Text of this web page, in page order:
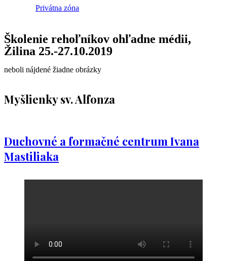
Privátna zóna
Školenie rehoľníkov ohľadne médii,
Žilina 25.-27.10.2019
neboli nájdené žiadne obrázky
Myšlienky sv. Alfonza
Duchovné a formačné centrum Ivana
Mastiliaka